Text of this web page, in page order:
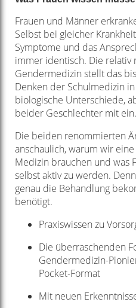
Frauen und Männer
Selbst bei gleicher
Symptome und das
immer identisch. Die relativ
Gendermedizin stellt das
Denken der Schulmedizin
biologische Unterschiede,
beider Geschlechter mit ein.
Die beiden renommierten
anschaulich, warum wir
Medizin brauchen und was
selbst aktiv zu werden.
genau die Behandlung
benötigt.
Praxiswissen zu
Die überraschenden
Gendermedizin-
Pocket-Format
Mit neuen